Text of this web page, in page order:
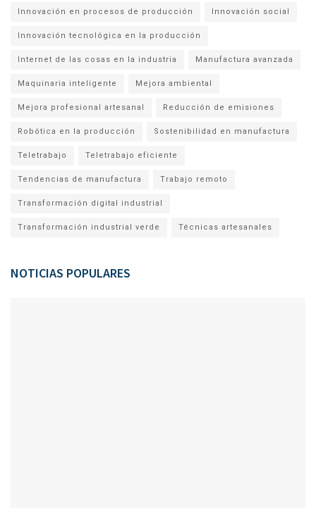
Innovación en procesos de producción Innovación social
Innovación tecnológica en la producción
Internet de las cosas en la industria Manufactura avanzada
Maquinaria inteligente Mejora ambiental
Mejora profesional artesanal Reducción de emisiones
Robótica en la producción Sostenibilidad en manufactura
Teletrabajo Teletrabajo eficiente
Tendencias de manufactura Trabajo remoto
Transformación digital industrial
Transformación industrial verde Técnicas artesanales
NOTICIAS POPULARES